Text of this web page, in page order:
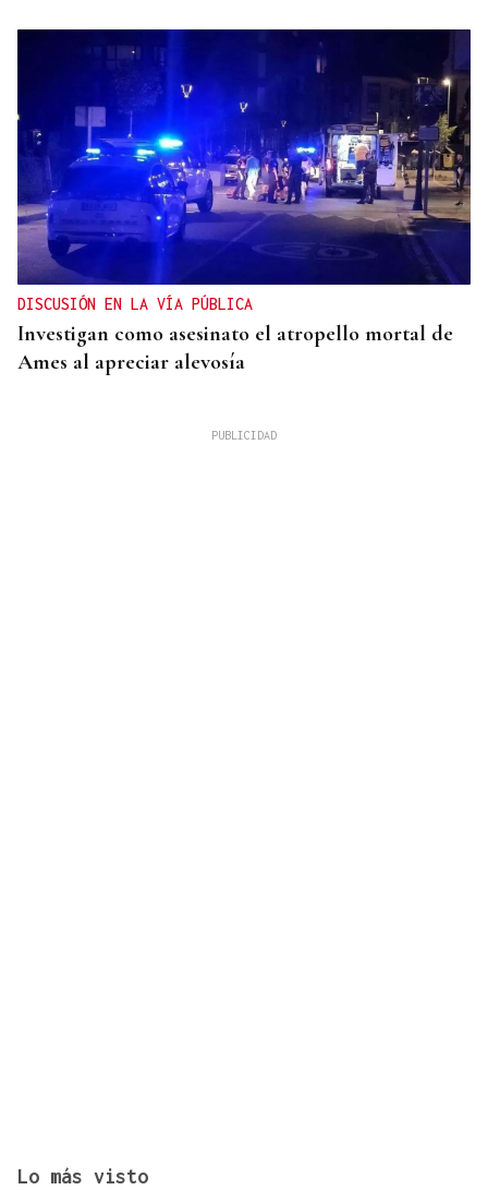
DISCUSIÓN EN LA VÍA PÚBLICA
Investigan como asesinato el atropello mortal de
Ames al apreciar alevosía
Lo más visto